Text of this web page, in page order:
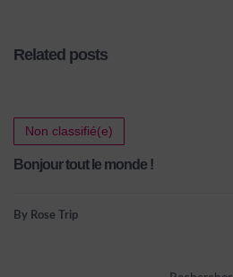
Related posts
Non classifié(e)
Bonjour tout le monde !
By Rose Trip